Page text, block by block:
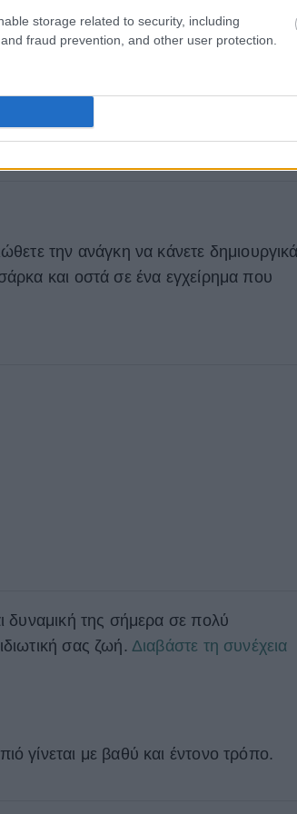
storage related to security, including
fraud prevention, and other user protection.
την ανάγκη να κάνετε
και οστά σε ένα εγχείρημα που
δυναμική της σήμερα σε πολύ
σας ζωή. Διαβάστε τη συνέχεια
γίνεται με βαθύ και έντονο τρόπο.